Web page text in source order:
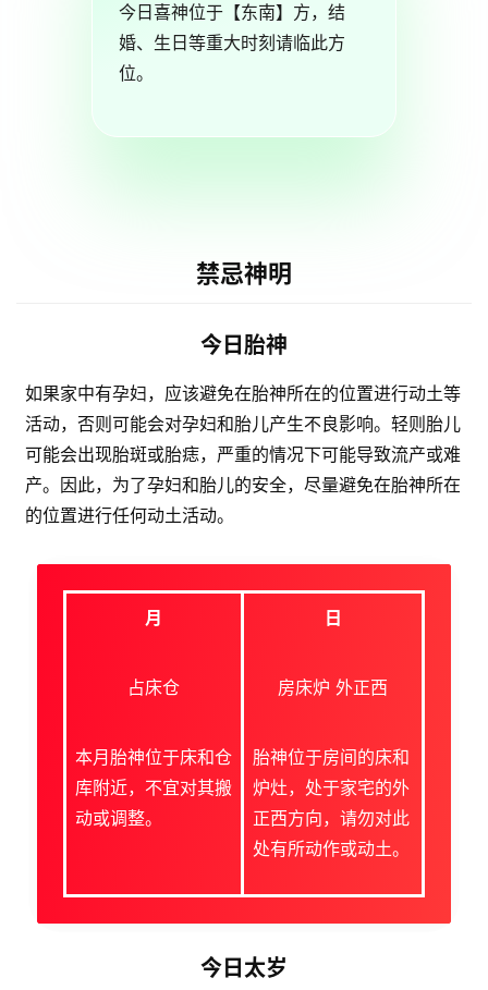
今日喜神位于【东南】方，结
婚、生日等重大时刻请临此方
位。
禁忌神明
今日胎神
如果家中有孕妇，应该避免在胎神所在的位置进行动土等
活动，否则可能会对孕妇和胎儿产生不良影响。轻则胎儿
可能会出现胎斑或胎痣，严重的情况下可能导致流产或难
产。因此，为了孕妇和胎儿的安全，尽量避免在胎神所在
的位置进行任何动土活动。
月
占床仓
本月胎神位于床和仓
库附近，不宜对其搬
动或调整。
日
房床炉 外正西
胎神位于房间的床和
炉灶，处于家宅的外
正西方向，请勿对此
处有所动作或动土。
今日太岁